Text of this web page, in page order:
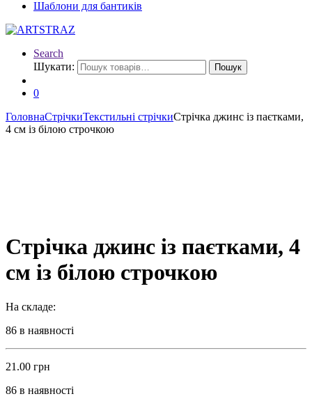
Шаблони для бантиків
Search
Шукати:
Пошук
0
ГоловнаСтрічкиТекстильні стрічкиСтрічка джинс із паєтками,
4 см із білою строчкою
Стрічка джинс із паєтками, 4
см із білою строчкою
На складе:
86 в наявності
21.00 грн
86 в наявності